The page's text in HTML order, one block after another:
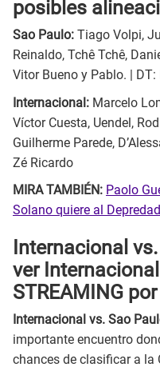
posibles
Sao Paulo: Tiago Volpi,
Reinaldo, Tchê Tchê,
Vitor Bueno y Pablo. |
Internacional: Marcelo
Víctor Cuesta, Uendel,
Guilherme Parede,
Zé Ricardo
MIRA TAMBIÉN: Paolo
Solano quiere al
Internacional
ver
STREAMING
Internacional vs. Sao
importante encuentro
chances de clasificar a la